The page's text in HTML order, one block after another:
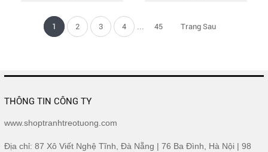
1 2 3 4 45 Trang Sau
THÔNG TIN CÔNG TY
www.shoptranhtreotuong.com
Địa chỉ: 87 Xô Viết Nghệ Tĩnh, Đà Nẵng | 76 Ba Đình, Hà Nội | 98